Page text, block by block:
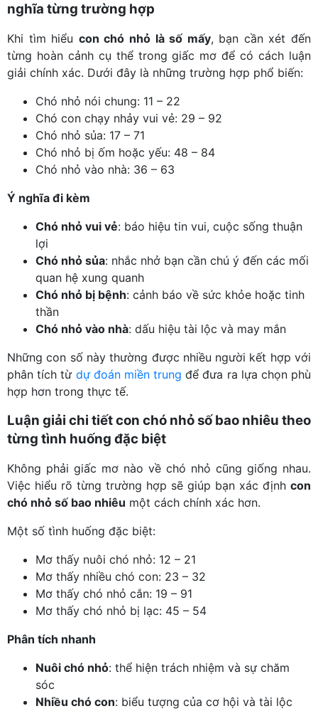
nghĩa từng trường hợp
Khi tìm hiểu con chó nhỏ là số mấy, bạn cần xét đến
từng hoàn cảnh cụ thể trong giấc mơ để có cách luận
giải chính xác. Dưới đây là những trường hợp phổ biến:
Chó nhỏ nói chung: 11 – 22
Chó con chạy nhảy vui vẻ: 29 – 92
Chó nhỏ sủa: 17 – 71
Chó nhỏ bị ốm hoặc yếu: 48 – 84
Chó nhỏ vào nhà: 36 – 63
Ý nghĩa đi kèm
Chó nhỏ vui vẻ: báo hiệu tin vui, cuộc sống thuận
lợi
Chó nhỏ sủa: nhắc nhở bạn cần chú ý đến các mối
quan hệ xung quanh
Chó nhỏ bị bệnh: cảnh báo về sức khỏe hoặc tinh
thần
Chó nhỏ vào nhà: dấu hiệu tài lộc và may mắn
Những con số này thường được nhiều người kết hợp với
phân tích từ dự đoán miền trung để đưa ra lựa chọn phù
hợp hơn trong thực tế.
Luận giải chi tiết con chó nhỏ số bao nhiêu theo
từng tình huống đặc biệt
Không phải giấc mơ nào về chó nhỏ cũng giống nhau.
Việc hiểu rõ từng trường hợp sẽ giúp bạn xác định con
chó nhỏ số bao nhiêu một cách chính xác hơn.
Một số tình huống đặc biệt:
Mơ thấy nuôi chó nhỏ: 12 – 21
Mơ thấy nhiều chó con: 23 – 32
Mơ thấy chó nhỏ cắn: 19 – 91
Mơ thấy chó nhỏ bị lạc: 45 – 54
Phân tích nhanh
Nuôi chó nhỏ: thể hiện trách nhiệm và sự chăm
sóc
Nhiều chó con: biểu tượng của cơ hội và tài lộc